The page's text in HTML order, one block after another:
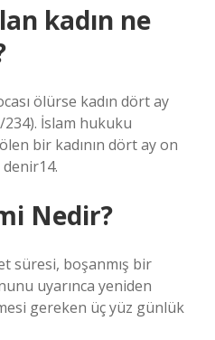
kadın ne
ölürse kadın dört ay
İslam hukuku
bir kadının dört ay on
Nedir?
süresi, boşanmış bir
uyarınca yeniden
gereken üç yüz günlük